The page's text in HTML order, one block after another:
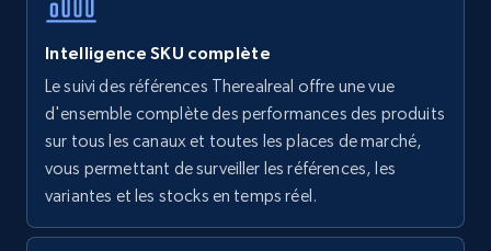
Amazon products - find products by using
upc numbers
Title, Seller name, Brand, Description, Initial
price, Currency, Availability, Reviews count, and
Intelligence SKU complète
Le suivi des références Therealreal offre une vue
d'ensemble complète des performances des produits
sur tous les canaux et toutes les places de marché,
vous permettant de surveiller les références, les
variantes et les stocks en temps réel.